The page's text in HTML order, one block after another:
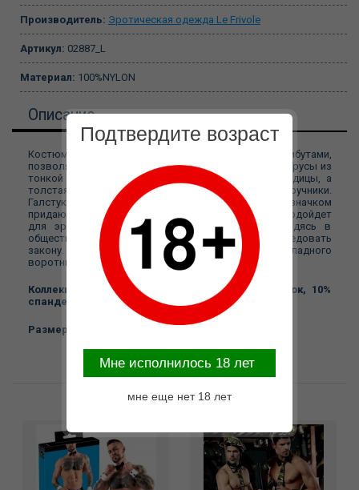
Производитель: Эротическая одежда Le Frivole
Артикул: 02887_L
Материал: 100%NYLON
Описание
Костюм полицейского оснащен всеми атрибутами,
позволяющими быть арестованной и очарованной. Трусы из
тонкой сетчатой ткани открывают обозрению ягодицы, а
толстая резинка позволяет удерживать на ней наручники.
Галстук, фуражка и манжеты с полицейским значком
придают образу маскулинность. Костюм идеально подойдет
для эротических игр на разные тематики. Находясь в
обществе такого полицейского, остается только следовать
закону. Костюм состоит из: головного убора накладного
воротника галстука манжет шорт в сетку, наручники.
Коллекция: Collection 2015 Материал: 90% хлопок, 10%
спандекс .Уход: Стирать отдельно в теплой воде.
Размер LX/L.
Возможные варианты замены
Подтвердите возраст
Mне исполнилось 18 лет
мне еще нет 18 лет